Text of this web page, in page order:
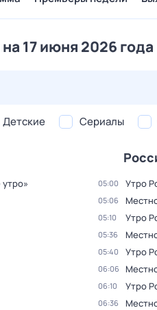
17 июня 2026 года
Детские Сериалы
05:00 Утро
05:06
05:10 Утро
05:36
05:40 Утро
06:06
06:10 Утро
06:36